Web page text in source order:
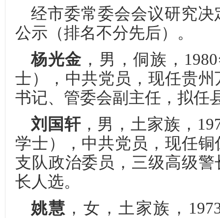
经市委常委会会议研究
公示（排名不分先后）。
杨光金 ，男，侗族，
士），中共党员，现任贵
书记、管委会副主任，拟任
刘国轩，男，土家族，
学士），中共党员，现任
支队政治委员，三级高级
长人选。
姚慧 ，女，土家族，